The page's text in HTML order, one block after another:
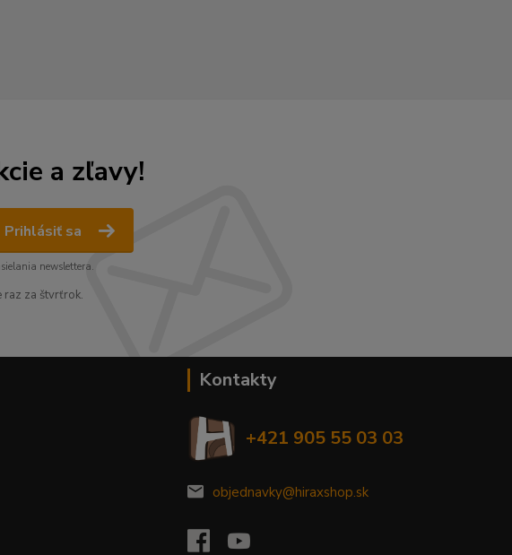
a zľavy!
Prihlásiť sa
newslettera.
raz za štvrťrok.
Kontakty
+421 905 55 03 03
objednavky@hiraxshop.sk